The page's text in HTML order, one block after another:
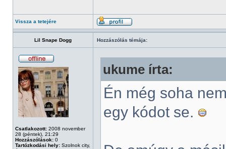
Vissza a tetejére
Lil Snape Dogg Hozzászólás témája:
Csatlakozott: 2008 november
28 (péntek), 21:29
Hozzászólások: 0
Tartózkodási hely: Szolnok city,
ukume írta:
Én még soha
egy kódot se.